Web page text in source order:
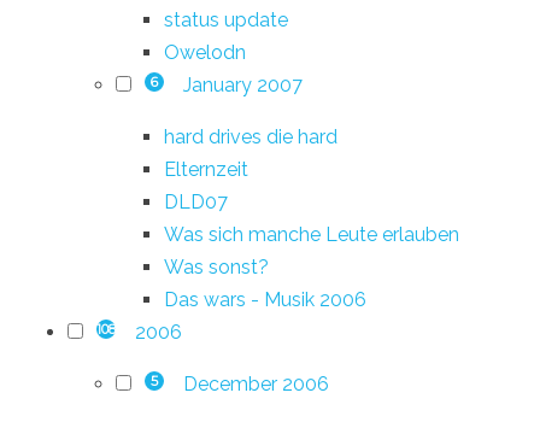
status update
Owelodn
6 January 2007
hard drives die hard
Elternzeit
DLD07
Was sich manche Leute erlauben
Was sonst?
Das wars - Musik 2006
108 2006
5 December 2006